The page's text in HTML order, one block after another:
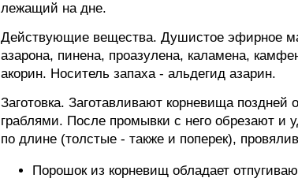
лежащий на дне.
Действующие вещества. Душистое эфирное
азарона, пинена, проазулена, каламена,
акорин. Носитель запаха - альдегид азарин.
Заготовка. Заготавливают корневища
граблями. После промывки с него обрезают и
по длине (толстые - также и поперек),
Порошок из корневищ обладает